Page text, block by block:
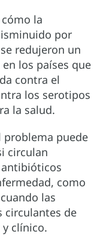
la
por
redujeron un
en los países que
contra el
los serotipos
la salud.
problema puede
circulan
como
las
circulantes de
clínico.